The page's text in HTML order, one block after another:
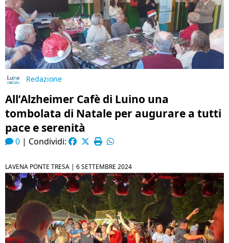
Redazione
All’Alzheimer Cafè di Luino una
tombolata di Natale per augurare a tutti
pace e serenità
0 | Condividi:
LAVENA PONTE TRESA | 6 SETTEMBRE 2024